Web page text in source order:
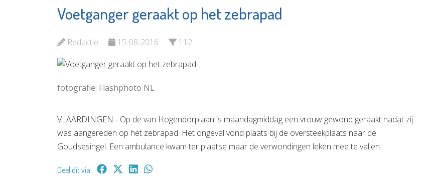
Voetganger geraakt op het zebrapad
Redactie 15-08-2016 112
fotografie: Flashphoto NL
VLAARDINGEN - Op de van Hogendorplaan is maandagmiddag een vrouw gewond geraakt nadat zij
was aangereden op het zebrapad. Het ongeval vond plaats bij de oversteekplaats naar de
Goudsesingel. Een ambulance kwam ter plaatse maar de verwondingen leken mee te vallen.
Deel dit via:
Zonnehuisgroep
Bekijk de pagina
Shell Pernis